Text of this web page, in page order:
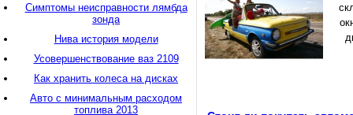
Симптомы неисправности лямбда
зонда
Нива история модели
Усовершенствование ваз 2109
Как хранить колеса на дисках
Авто с минимальным расходом
топлива 2013